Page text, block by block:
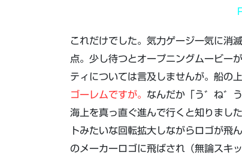
これだけでした。気力ゲージ一気に消
点。少し待つとオープニングムービー
ティについては言及しませんが。船の
ゴーレムですが。 なんだか「う゛ね゛
海上を真っ直ぐ進んで行くと知りまし
トみたいな回転拡大しながらロゴが飛
のメーカーロゴに飛ばされ（無論スキ